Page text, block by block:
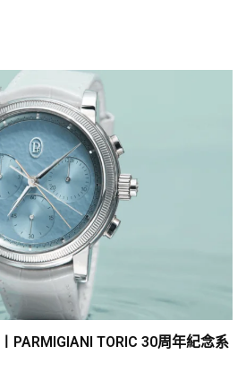
PARMIGIANI TORIC 30周年紀念系